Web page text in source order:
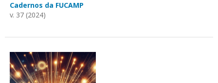
Cadernos da FUCAMP
v. 37 (2024)